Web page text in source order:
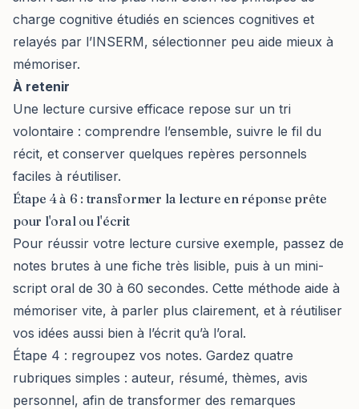
charge cognitive étudiés en sciences cognitives et
relayés par l’INSERM, sélectionner peu aide mieux à
mémoriser.
À retenir
Une lecture cursive efficace repose sur un tri
volontaire : comprendre l’ensemble, suivre le fil du
récit, et conserver quelques repères personnels
faciles à réutiliser.
Étape 4 à 6 : transformer la lecture en réponse prête
pour l'oral ou l'écrit
Pour réussir votre lecture cursive exemple, passez de
notes brutes à une fiche très lisible, puis à un mini-
script oral de 30 à 60 secondes. Cette méthode aide à
mémoriser vite, à parler plus clairement, et à réutiliser
vos idées aussi bien à l’écrit qu’à l’oral.
Étape 4 : regroupez vos notes. Gardez quatre
rubriques simples : auteur, résumé, thèmes, avis
personnel, afin de transformer des remarques